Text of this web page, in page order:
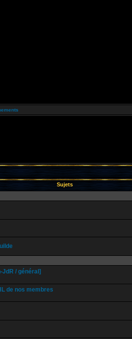
Sujets
JdR / général]
de nos membres